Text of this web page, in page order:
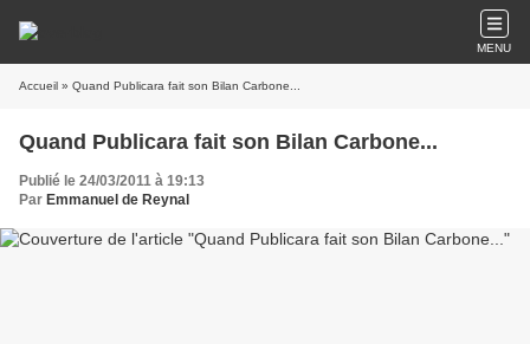
MENU
Accueil » Quand Publicara fait son Bilan Carbone...
Quand Publicara fait son Bilan Carbone...
Publié le 24/03/2011 à 19:13
Par Emmanuel de Reynal